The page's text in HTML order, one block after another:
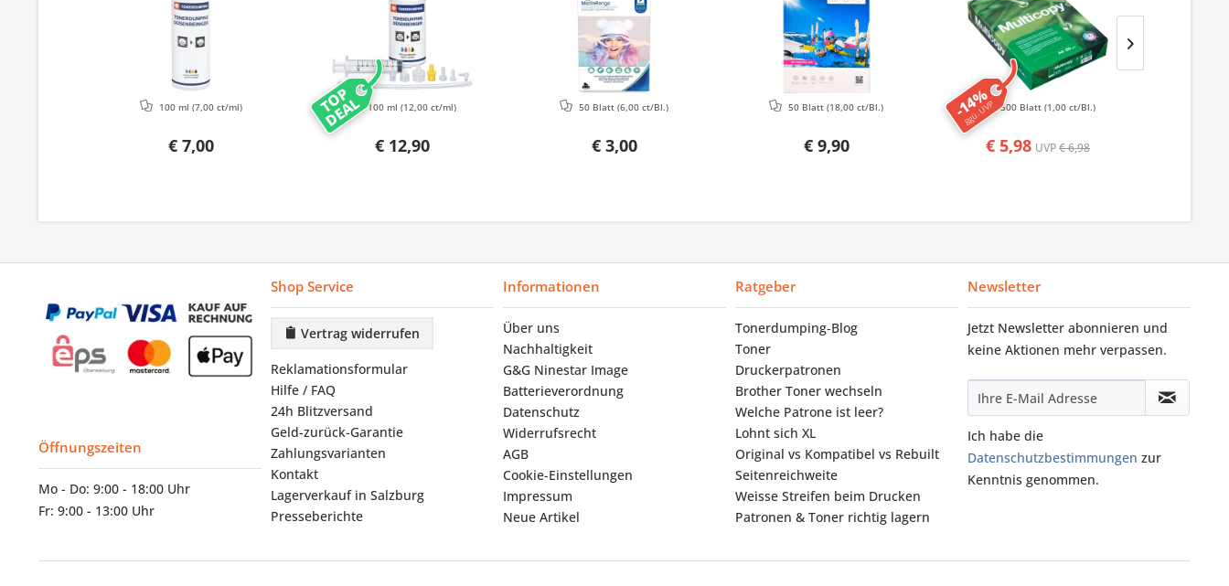
€ 7,00
100 ml (7,00 ct/ml) TOP
DEAL
€ 12,90
100 ml(12,00 ct/ml)
€ 3,00
50 Blatt(6,00 ct/Bl.)
€ 9,90
50 Blatt(18,00 ct/Bl.) -14%
ggü. UVP
€ 5,98 UVP€ 6,98
500 Blatt (1,00 ct/Bl.)
Öffnungszeiten
Mo - Do: 9:00 - 18:00 Uhr
Fr: 9:00 - 13:00 Uhr
Shop Service
Vertrag widerrufen
Reklamationsformular
Hilfe / FAQ
24h Blitzversand
Geld-zurück-Garantie
Zahlungsvarianten
Kontakt
Lagerverkauf in Salzburg
Presseberichte
Informationen
Über uns
Nachhaltigkeit
G&G Ninestar Image
Batterieverordnung
Datenschutz
Widerrufsrecht
AGB
Cookie-Einstellungen
Impressum
Neue Artikel
Ratgeber
Tonerdumping‑Blog
Toner
Druckerpatronen
Brother Toner wechseln
Welche Patrone ist leer?
Lohnt sich XL
Original vs Kompatibel vs Rebuilt
Seitenreichweite
Weisse Streifen beim Drucken
Patronen & Toner richtig lagern
Newsletter
Jetzt Newsletter abonnieren und
keine Aktionen mehr verpassen.
Ich habe die
Datenschutzbestimmungen zur
Kenntnis genommen.